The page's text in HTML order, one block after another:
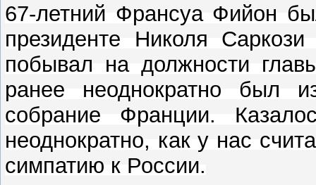
67-летний Франсуа Фийон
президенте Николя
побывал на должности
ранее неоднократно был
собрание Франции.
неоднократно, как у нас
симпатию к России.